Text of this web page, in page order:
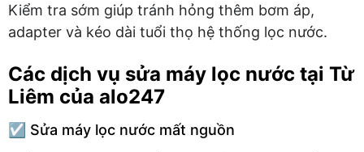
Kiểm tra sớm giúp tránh hỏng thêm bơm áp,
adapter và kéo dài tuổi thọ hệ thống lọc nước.
Các dịch vụ sửa máy lọc nước tại Từ
Liêm của alo247
☑️ Sửa máy lọc nước mất nguồn